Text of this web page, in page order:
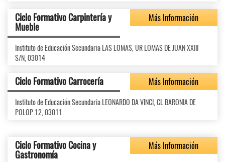
Ciclo Formativo Carpintería y
Mueble
Más Información
Instituto de Educación Secundaria LAS LOMAS, UR LOMAS DE JUAN XXIII
S/N, 03014
Ciclo Formativo Carrocería Más Información
Instituto de Educación Secundaria LEONARDO DA VINCI, CL BARONIA DE
POLOP 12, 03011
Ciclo Formativo Cocina y
Gastronomía
Más Información